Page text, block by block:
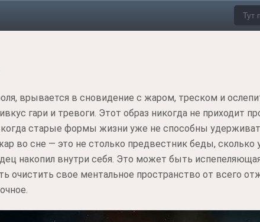
врывается в сновидение с жаром, треском и
гари и тревоги. Этот образ никогда не приходит
старые формы жизни уже не способны
во сне — это не столько предвестник беды, сколько
накопил внутри себя. Это может быть
очистить свое ментальное пространство от всего